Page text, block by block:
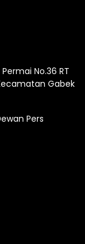
No.36 RT
Gabek
Pers